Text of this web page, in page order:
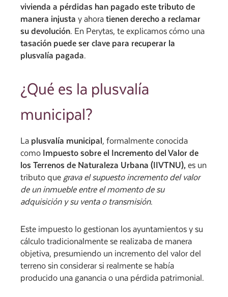
vivienda a pérdidas han pagado este tributo de
manera injusta y ahoratienen derecho a reclamar
su devolución. En Perytas, te explicamos cómo una
tasación puede ser clave para recuperar la
plusvalía pagada.
¿Qué es la plusvalía
municipal?
La plusvalía municipal, formalmente conocida
como Impuesto sobre el Incremento del Valor de
los Terrenos de Naturaleza Urbana (IIVTNU), es un
tributo que grava el supuesto incremento del valor
de un inmueble entre el momento de su
adquisición y su venta o transmisión.
Este impuesto lo gestionan los ayuntamientos y su
cálculo tradicionalmente se realizaba de manera
objetiva, presumiendo un incremento del valor del
terreno sin considerar si realmente se había
producido una ganancia o una pérdida patrimonial.